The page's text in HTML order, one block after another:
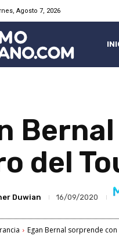
Agosto 7, 2026
del
Duwian 16/09/2020
Egan Bernal sorprende